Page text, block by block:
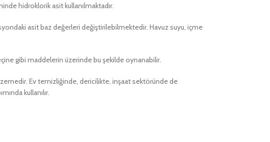
hidroklorik asit kullanılmaktadır.
asit baz değerleri değiştirilebilmektedir. Havuz suyu, içme
gibi maddelerin üzerinde bu şekilde oynanabilir.
Ev temizliğinde, dericilikte, inşaat sektöründe de
kullanılır.